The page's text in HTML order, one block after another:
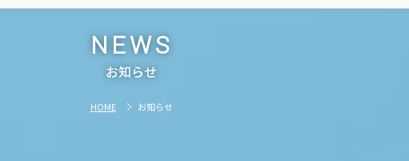
NEWS
お知らせ
HOME お知らせ